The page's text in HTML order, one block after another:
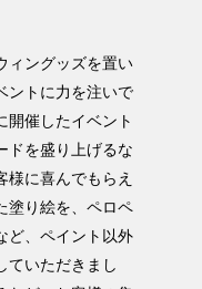
ィングッズを置い
ントに力を注いで
開催したイベント
ドを盛り上げるな
様に喜んでもらえ
塗り絵を、ペロペ
ど、ペイント以外
ていただきまし